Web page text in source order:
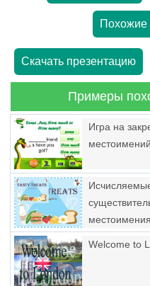
Похожие
Скачать презентацию
Примеры
Игра на
Welcome to